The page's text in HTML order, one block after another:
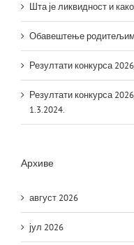
Шта је ликвидност и
Обавештење
Резултати конкурса
Резултати конкурса
1.3.2024.
Архиве
август 2026
јул 2026